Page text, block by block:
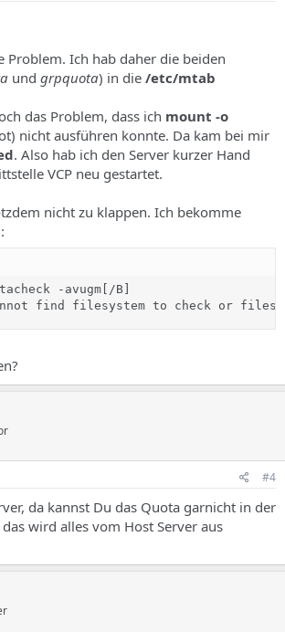
Problem. Ich hab daher die beiden
und grpquota) in die /etc/mtab
das Problem, dass ich mount -o
nicht ausführen konnte. Da kam bei mir
. Also hab ich den Server kurzer Hand
VCP neu gestartet.
nicht zu klappen. Ich bekomme
-avugm[/B]
find filesystem to check or
#4
da kannst Du das Quota garnicht in der
wird alles vom Host Server aus